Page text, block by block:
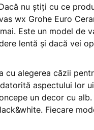
nu știți cu ce
wx Grohe Euro
Este un model de
lentă și dacă vei
cu alegerea căzii
aspectului lor
un decor cu
Fiecare